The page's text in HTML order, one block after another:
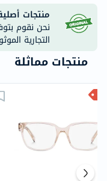
منتجات أصلية
نحن نقوم
التجارية
منتجات مماثلة